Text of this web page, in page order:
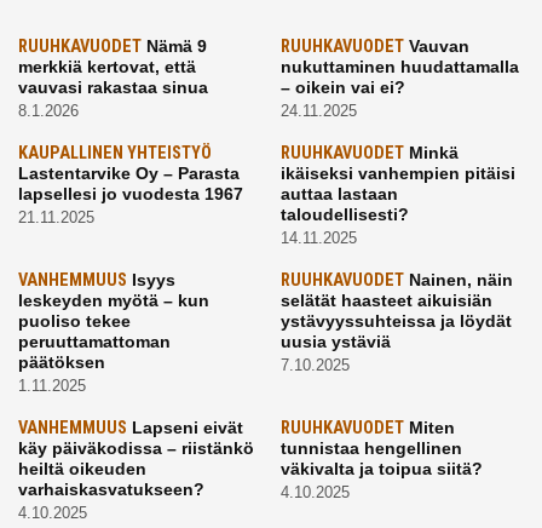
RUUHKAVUODET Nämä 9
merkkiä kertovat, että
vauvasi rakastaa sinua
8.1.2026
RUUHKAVUODETVauvan
nukuttaminen huudattamalla
– oikein vai ei?
24.11.2025
KAUPALLINEN YHTEISTYÖ
Lastentarvike Oy – Parasta
lapsellesi jo vuodesta 1967
21.11.2025
RUUHKAVUODETMinkä
ikäiseksi vanhempien pitäisi
auttaa lastaan
taloudellisesti?
14.11.2025
VANHEMMUUS Isyys
leskeyden myötä – kun
puoliso tekee
peruuttamattoman
päätöksen
1.11.2025
RUUHKAVUODETNainen, näin
selätät haasteet aikuisiän
ystävyyssuhteissa ja löydät
uusia ystäviä
7.10.2025
VANHEMMUUS Lapseni eivät
käy päiväkodissa – riistänkö
heiltä oikeuden
varhaiskasvatukseen?
4.10.2025
RUUHKAVUODETMiten
tunnistaa hengellinen
väkivalta ja toipua siitä?
4.10.2025